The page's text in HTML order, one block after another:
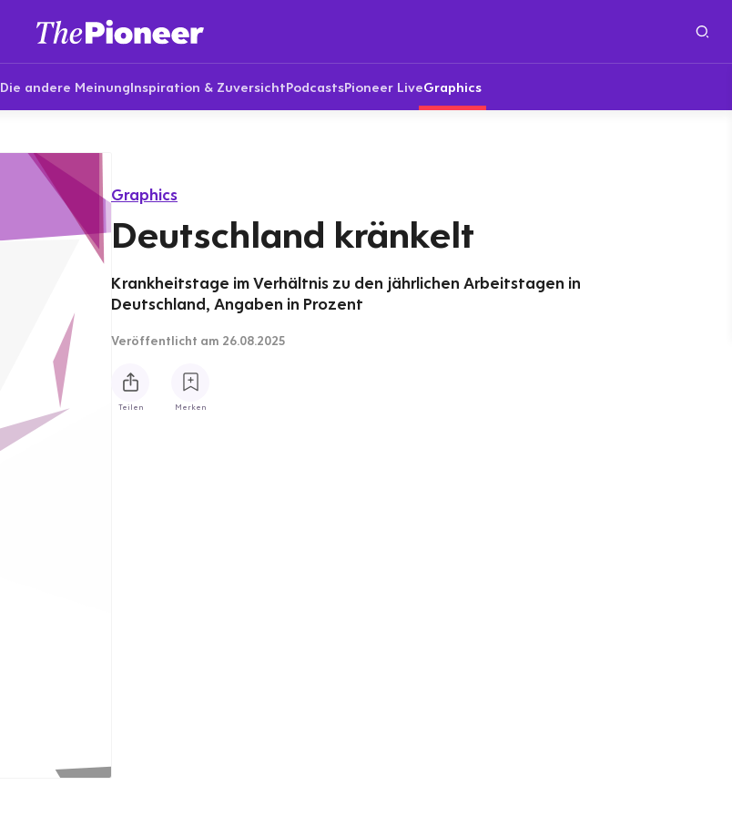
Die andere MeinungInspiration & ZuversichtPodcastsPioneer LiveGraphics
Graphics
Deutschland kränkelt
Krankheitstage im Verhältnis zu den jährlichen Arbeitstagen in
Deutschland, Angaben in Prozent
Veröffentlicht am 26.08.2025
Teilen Merken